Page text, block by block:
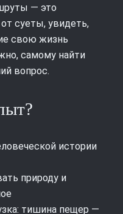
— это
суеты, увидеть,
свою жизнь
самому найти
вопрос.
истории
природу и
тишина пещер —